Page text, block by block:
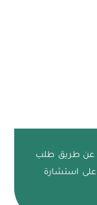
عن طريق طلب
استشارة